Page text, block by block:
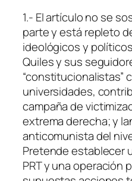
1.- El artículo no se
parte y está repleto
ideológicos y
Quilesy sus
“constitucionalistas”
universidades,
campaña de
extrema derecha; y
anticomunista del
Pretende establecer
PRT y una operación